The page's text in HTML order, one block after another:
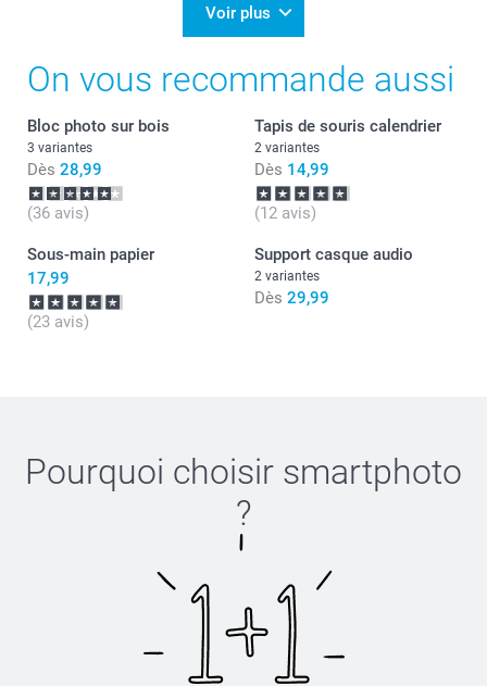
Voir plus
On vous recommande aussi
Bloc photo sur bois
3 variantes
Dès 28,99
(36 avis)
Tapis de souris calendrier
2 variantes
Dès 14,99
(12 avis)
Sous-main papier
17,99
(23 avis)
Support casque audio
2 variantes
Dès 29,99
Pourquoi choisir smartphoto
?